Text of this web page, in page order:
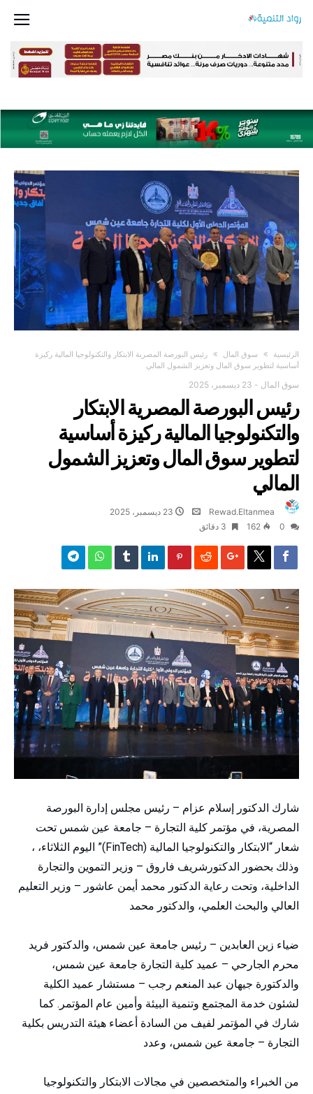
‫الرئيسية‬ سوق المال
رئيس البورصة المصرية الابتكار والتكنولوجيا المالية ركيزة
أساسية لتطوير سوق المال وتعزيز الشمول المالي
سوق المال - 23 ديسمبر، 2025
رئيس البورصة المصرية الابتكار
والتكنولوجيا المالية ركيزة أساسية
لتطوير سوق المال وتعزيز الشمول
المالي
Rewad.Eltanmea
23 ديسمبر، 2025
162 3 ‫دقائق‬
شارك الدكتور إسلام عزام – رئيس مجلس إدارة البورصة
المصرية، في مؤتمر كلية التجارة – جامعة عين شمس تحت
شعار “الابتكار والتكنولوجيا المالية (FinTech)” اليوم الثلاثاء، ،
وذلك بحضور الدكتورشريف فاروق – وزير التموين والتجارة
الداخلية، وتحت رعاية الدكتور محمد أيمن عاشور – وزير التعليم
العالي والبحث العلمي، والدكتور محمد
ضياء زين العابدين – رئيس جامعة عين شمس، والدكتور فريد
محرم الجارحي – عميد كلية التجارة جامعة عين شمس،
والدكتورة جيهان عبد المنعم رجب – مستشار عميد الكلية
لشئون خدمة المجتمع وتنمية البيئة وأمين عام المؤتمر. كما
شارك في المؤتمر لفيف من السادة أعضاء هيئة التدريس بكلية
التجارة – جامعة عين شمس، وعدد
من الخبراء والمتخصصين في مجالات الابتكار والتكنولوجيا